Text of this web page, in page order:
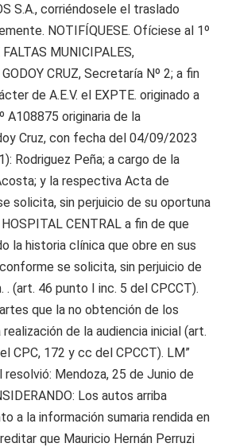
S.A., corriéndosele el traslado
NOTIFÍQUESE. Ofíciese al 1º
MUNICIPALES,
CRUZ, Secretaría Nº 2; a fin
de A.E.V. el EXPTE. originado a
A108875 originaria de la
Cruz, con fecha del 04/09/2023
Rodriguez Peña; a cargo de la
y la respectiva Acta de
solicita, sin perjuicio de su oportuna
CENTRAL a fin de que
la historia clínica que obre en sus
se solicita, sin perjuicio de
. (art. 46 punto I inc. 5 del CPCCT).
que la no obtención de los
de la audiencia inicial (art.
CPC, 172 y cc del CPCCT). LM”
resolvió: Mendoza, 25 de Junio de
Los autos arriba
a la información sumaria rendida en
que Mauricio Hernán Perruzi